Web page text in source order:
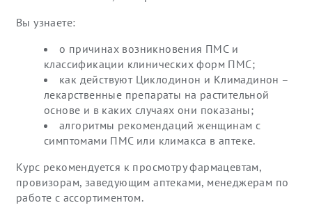
Вы узнаете:
о причинах возникновения ПМС и
классификации клинических форм ПМС;
как действуют Циклодинон и Климадинон –
лекарственные препараты на растительной
основе и в каких случаях они показаны;
алгоритмы рекомендаций женщинам с
симптомами ПМС или климакса в аптеке.
Курс рекомендуется к просмотру фармацевтам,
провизорам, заведующим аптеками, менеджерам по
работе с ассортиментом.